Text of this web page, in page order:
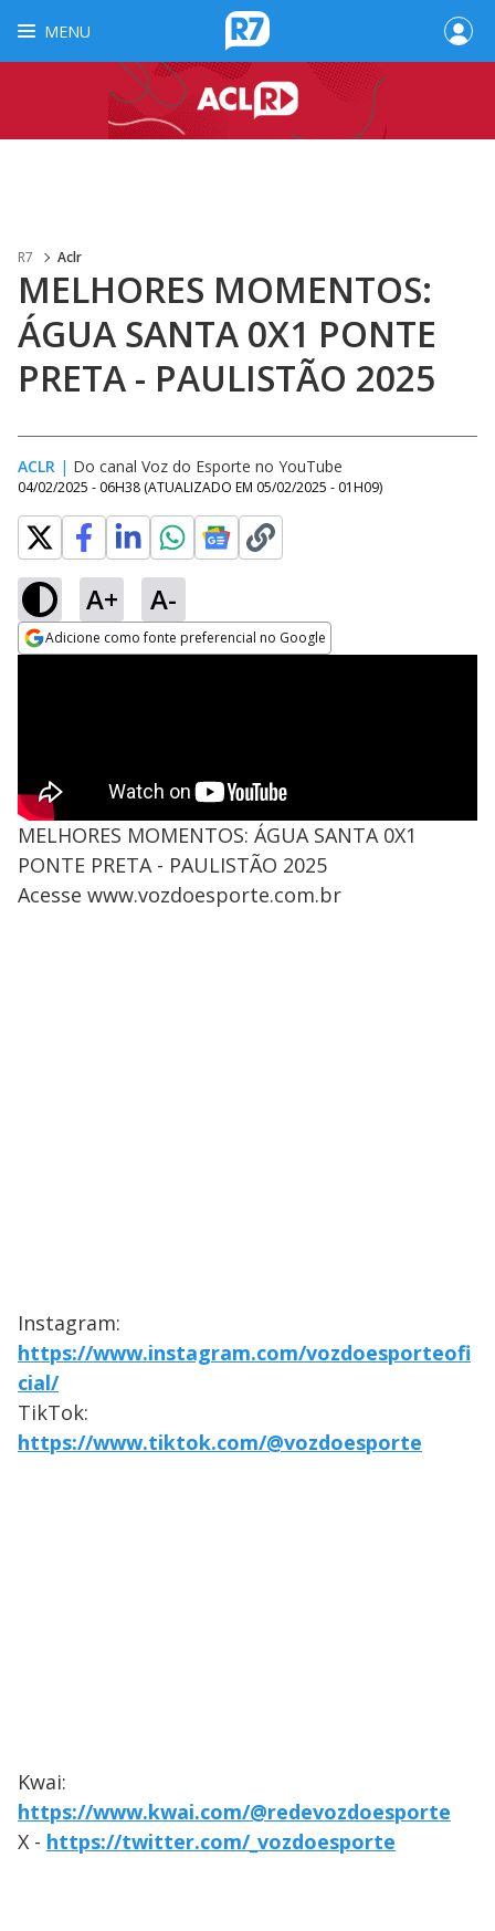
MENU
R7 Aclr
MELHORES MOMENTOS:
ÁGUA SANTA 0X1 PONTE
PRETA - PAULISTÃO 2025
ACLR | Do canal Voz do Esporte no YouTube
04/02/2025 - 06H38 (ATUALIZADO EM 05/02/2025 - 01H09)
A+ A-
Adicione como fonte preferencial no Google
MELHORES MOMENTOS: ÁGUA SANTA 0X1
PONTE PRETA - PAULISTÃO 2025
Acesse www.vozdoesporte.com.br
Instagram:
https://www.instagram.com/vozdoesporteofi
cial/
TikTok:
https://www.tiktok.com/@vozdoesporte
Kwai:
https://www.kwai.com/@redevozdoesporte
X - https://twitter.com/_vozdoesporte